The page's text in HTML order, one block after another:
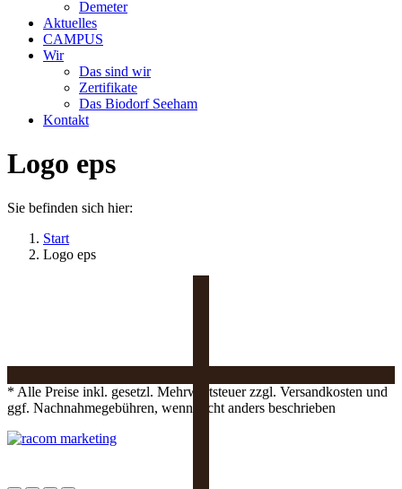
Demeter
Aktuelles
CAMPUS
Wir
Das sind wir
Zertifikate
Das Biodorf Seeham
Kontakt
Logo eps
Sie befinden sich hier:
Start
Logo eps
* Alle Preise inkl. gesetzl. Mehrwertsteuer zzgl. Versandkosten und
ggf. Nachnahmegebühren, wenn nicht anders beschrieben